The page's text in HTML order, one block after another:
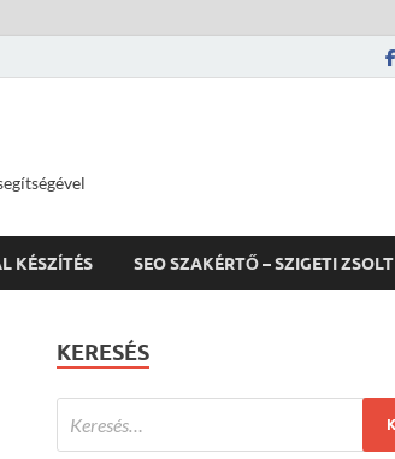
KÉSZÍTÉS SEO SZAKÉRTŐ – SZIGETI ZSOLT
KERESÉS